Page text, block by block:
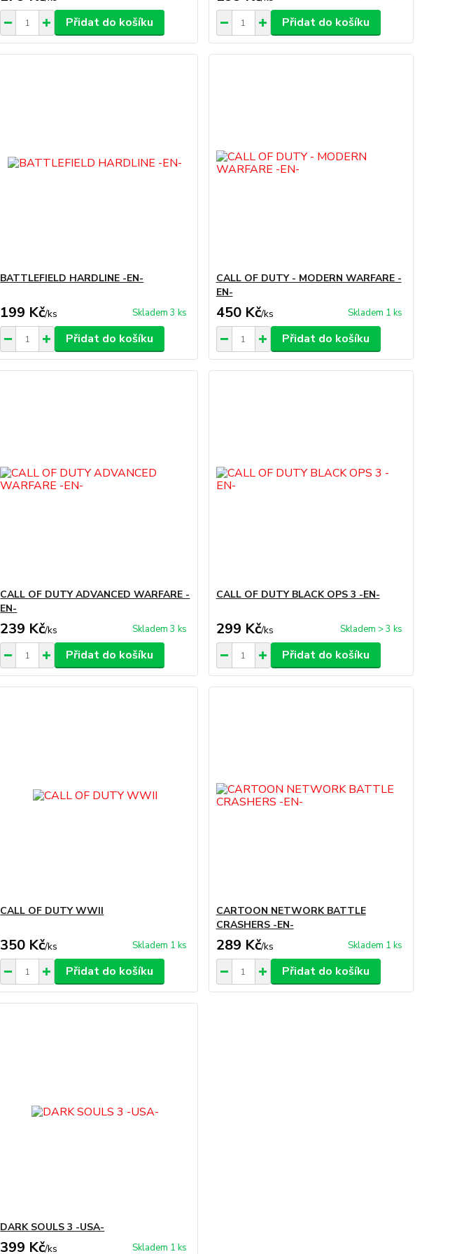
Přidat do košíku Přidat do košíku
BATTLEFIELD HARDLINE -EN-
199 Kč/ks Skladem 3 ks
Přidat do košíku
CALL OF DUTY - MODERN WARFARE -
EN-
450 Kč/ks Skladem 1 ks
Přidat do košíku
CALL OF DUTY ADVANCED WARFARE -
EN-
239 Kč/ks Skladem 3 ks
Přidat do košíku
CALL OF DUTY BLACK OPS 3 -EN-
299 Kč/ks Skladem > 3 ks
Přidat do košíku
CALL OF DUTY WWII
350 Kč/ks Skladem 1 ks
Přidat do košíku
CARTOON NETWORK BATTLE
CRASHERS -EN-
289 Kč/ks Skladem 1 ks
Přidat do košíku
DARK SOULS 3 -USA-
399 Kč/ks Skladem 1 ks